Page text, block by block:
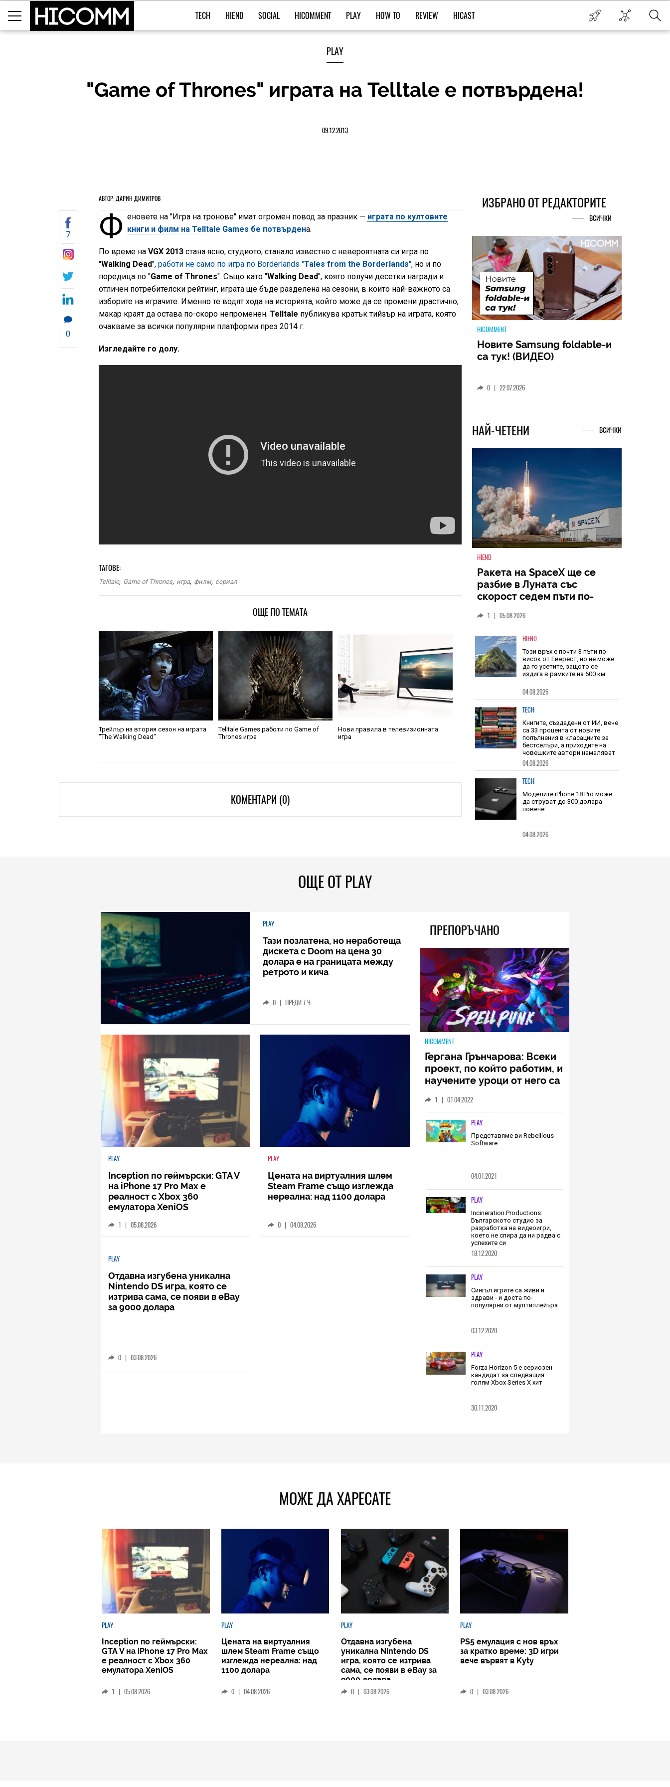
TECH HIEND SOCIAL HICOMMENT PLAY HOW TO REVIEW HICAST
PLAY
"Game of Thrones" играта на Telltale е потвърдена!
09.12.2013
АВТОР: ДАРИН ДИМИТРОВ
7
0
Ф еновете на "Игра на тронове" имат огромен повод за празник — играта по култовите
книги и филм на Telltale Games бе потвърдена.
По време наVGX 2013 стана ясно, студиото, станало известно с невероятната си игра по
"Walking Dead",работи не само по игра по Borderlands "Tales from the Borderlands", но и по
поредица по "Game of Thrones". Също като "Walking Dead", която получи десетки награди и
отличен потребителски рейтинг, играта ще бъде разделена на сезони, в които най-важното са
изборите на играчите. Именно те водят хода на историята, който може да се промени драстично,
макар краят да остава по-скоро непроменен.Telltale публикува кратък тийзър на играта, която
очакваме за всички популярни платформи през 2014 г.
Изгледайте го долу.
ТАГОВЕ:
Telltale, Game of Thrones, игра, филм, сериал
ОЩЕ ПО ТЕМАТА
Трейлър на втория сезон на играта
"The Walking Dead"
Telltale Games работи по Game of
Thrones игра
Нови правила в телевизионната
игра
КОМЕНТАРИ (0)
ИЗБРАНО ОТ РЕДАКТОРИТЕ
ВСИЧКИ
HICOMMENT
MSI Cyborg 15 MAX: Когато
производителността
срещне футуристичния
дизайн (РЕВЮ)
HIEND
Ракета на SpaceX ще се
разбие в Луната със
скорост седем пъти по-
голяма от скоростта на
звука
1 05.08.2026
Този връх е почти 3 пъти по-
висок от Еверест, но не може
да го усетите, защото се
издига в рамките на 600 км
04.08.2026
TECH
Книгите, създадени от ИИ, вече
са 33 процента от новите
попълнения в класациите за
бестселъри, а приходите на
човешките автори намаляват
04.08.2026
TECH
Моделите iPhone 18 Pro може
да струват до 300 долара
повече
ОЩЕ ОТ PLAY
PLAY
Тази позлатена, но неработеща
дискета с Doom на цена 30
долара е на границата между
ретрото и кича
0 | ПРЕДИ 7 Ч.
PLAY
Inception по геймърски: GTA V
на iPhone 17 Pro Max е
реалност с Xbox 360
емулатора XeniOS
1 | 05.08.2026
PLAY
Цената на виртуалния шлем
Steam Frame също изглежда
нереална: над 1100 долара
0 | 04.08.2026
PLAY
Отдавна изгубена уникална
Nintendo DS игра, която се
изтрива сама, се появи в eBay
за 9000 долара
0 | 03.08.2026
ПРЕПОРЪЧАНО
HICOMMENT
Гергана Грънчарова: Всеки
проект, по който работим, и
научените уроци от него са
който трябва да извървим
като екип (ИНТЕРВЮ)
1 | 01.04.2022
PLAY
Представяме ви Rebellious
Software
04.01.2021
PLAY
Incineration Productions:
Българското студио за
разработка на видеоигри,
което не спира да ни радва с
успехите си
18.12.2020
PLAY
Сингъл игрите са живи и
здрави - и доста по-
популярни от мултиплейъра
03.12.2020
PLAY
Forza Horizon 5 е сериозен
кандидат за следващия
голям Xbox Series X хит
30.11.2020
МОЖЕ ДА ХАРЕСАТЕ
PLAY
Inception по геймърски:
GTA V на iPhone 17 Pro Max
е реалност с Xbox 360
емулатора XeniOS
1 | 05.08.2026
PLAY
Цената на виртуалния
шлем Steam Frame също
изглежда нереална: над
1100 долара
0 | 04.08.2026
PLAY
Отдавна изгубена
уникална Nintendo DS
игра, която се изтрива
сама, се появи в eBay за
9000 долара
0 | 03.08.2026
PLAY
PS5 емулация с нов връх
за кратко време: 3D игри
вече вървят в Kyty
0 | 03.08.2026